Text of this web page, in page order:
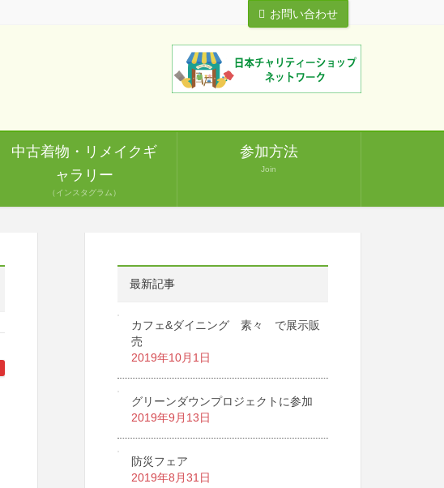
お問い合わせ
中古着物・リメイクギ
ャラリー
（インスタグラム）
参加方法
Join
最新記事
カフェ&ダイニング 素々 で展示販
売
2019年10月1日
グリーンダウンプロジェクトに参加
2019年9月13日
防災フェア
2019年8月31日